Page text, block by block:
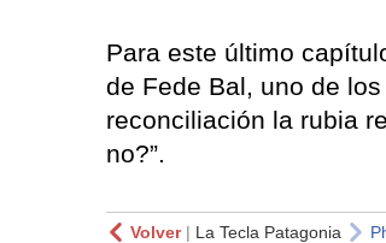
Para este último
de Fede Bal, uno de
reconciliación la rubia
no?”.
Volver| La Tecla Patagonia